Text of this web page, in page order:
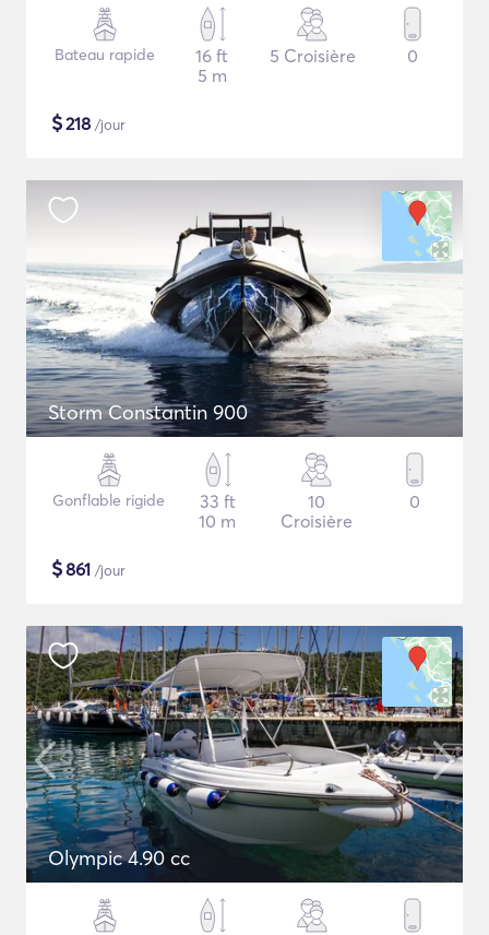
Bateau rapide
16 ft
5 m
5 Croisière 0
$218 /jour
Storm Constantin 900
Gonflable rigide
33 ft
10 m
10
Croisière
0
$861 /jour
Olympic 4.90 cc